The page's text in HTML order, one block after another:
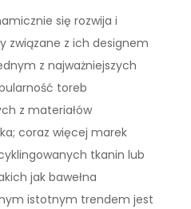
się rozwija i
związane z ich designem
z najważniejszych
toreb
z materiałów
coraz więcej marek
tkanin lub
jak bawełna
istotnym trendem jest